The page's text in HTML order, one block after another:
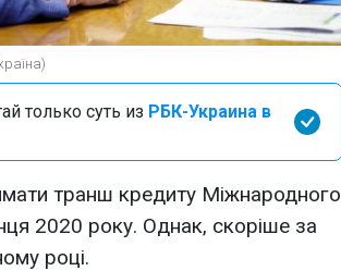
только суть из РБК-Украина в
транш кредиту Міжнародного
2020 року. Однак, скоріше за
році.